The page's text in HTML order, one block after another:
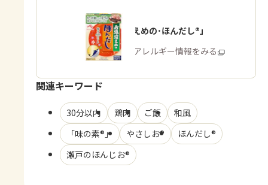
「お塩控えめの･ほんだし®」
商品・アレルギー情報をみる
関連キーワード
30分以内 鶏肉 ご飯
和風
「味の素®」
やさしお®
ほんだし®
瀬戸のほんじお®